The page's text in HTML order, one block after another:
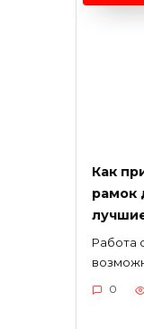
Как
рамок
Работа
0